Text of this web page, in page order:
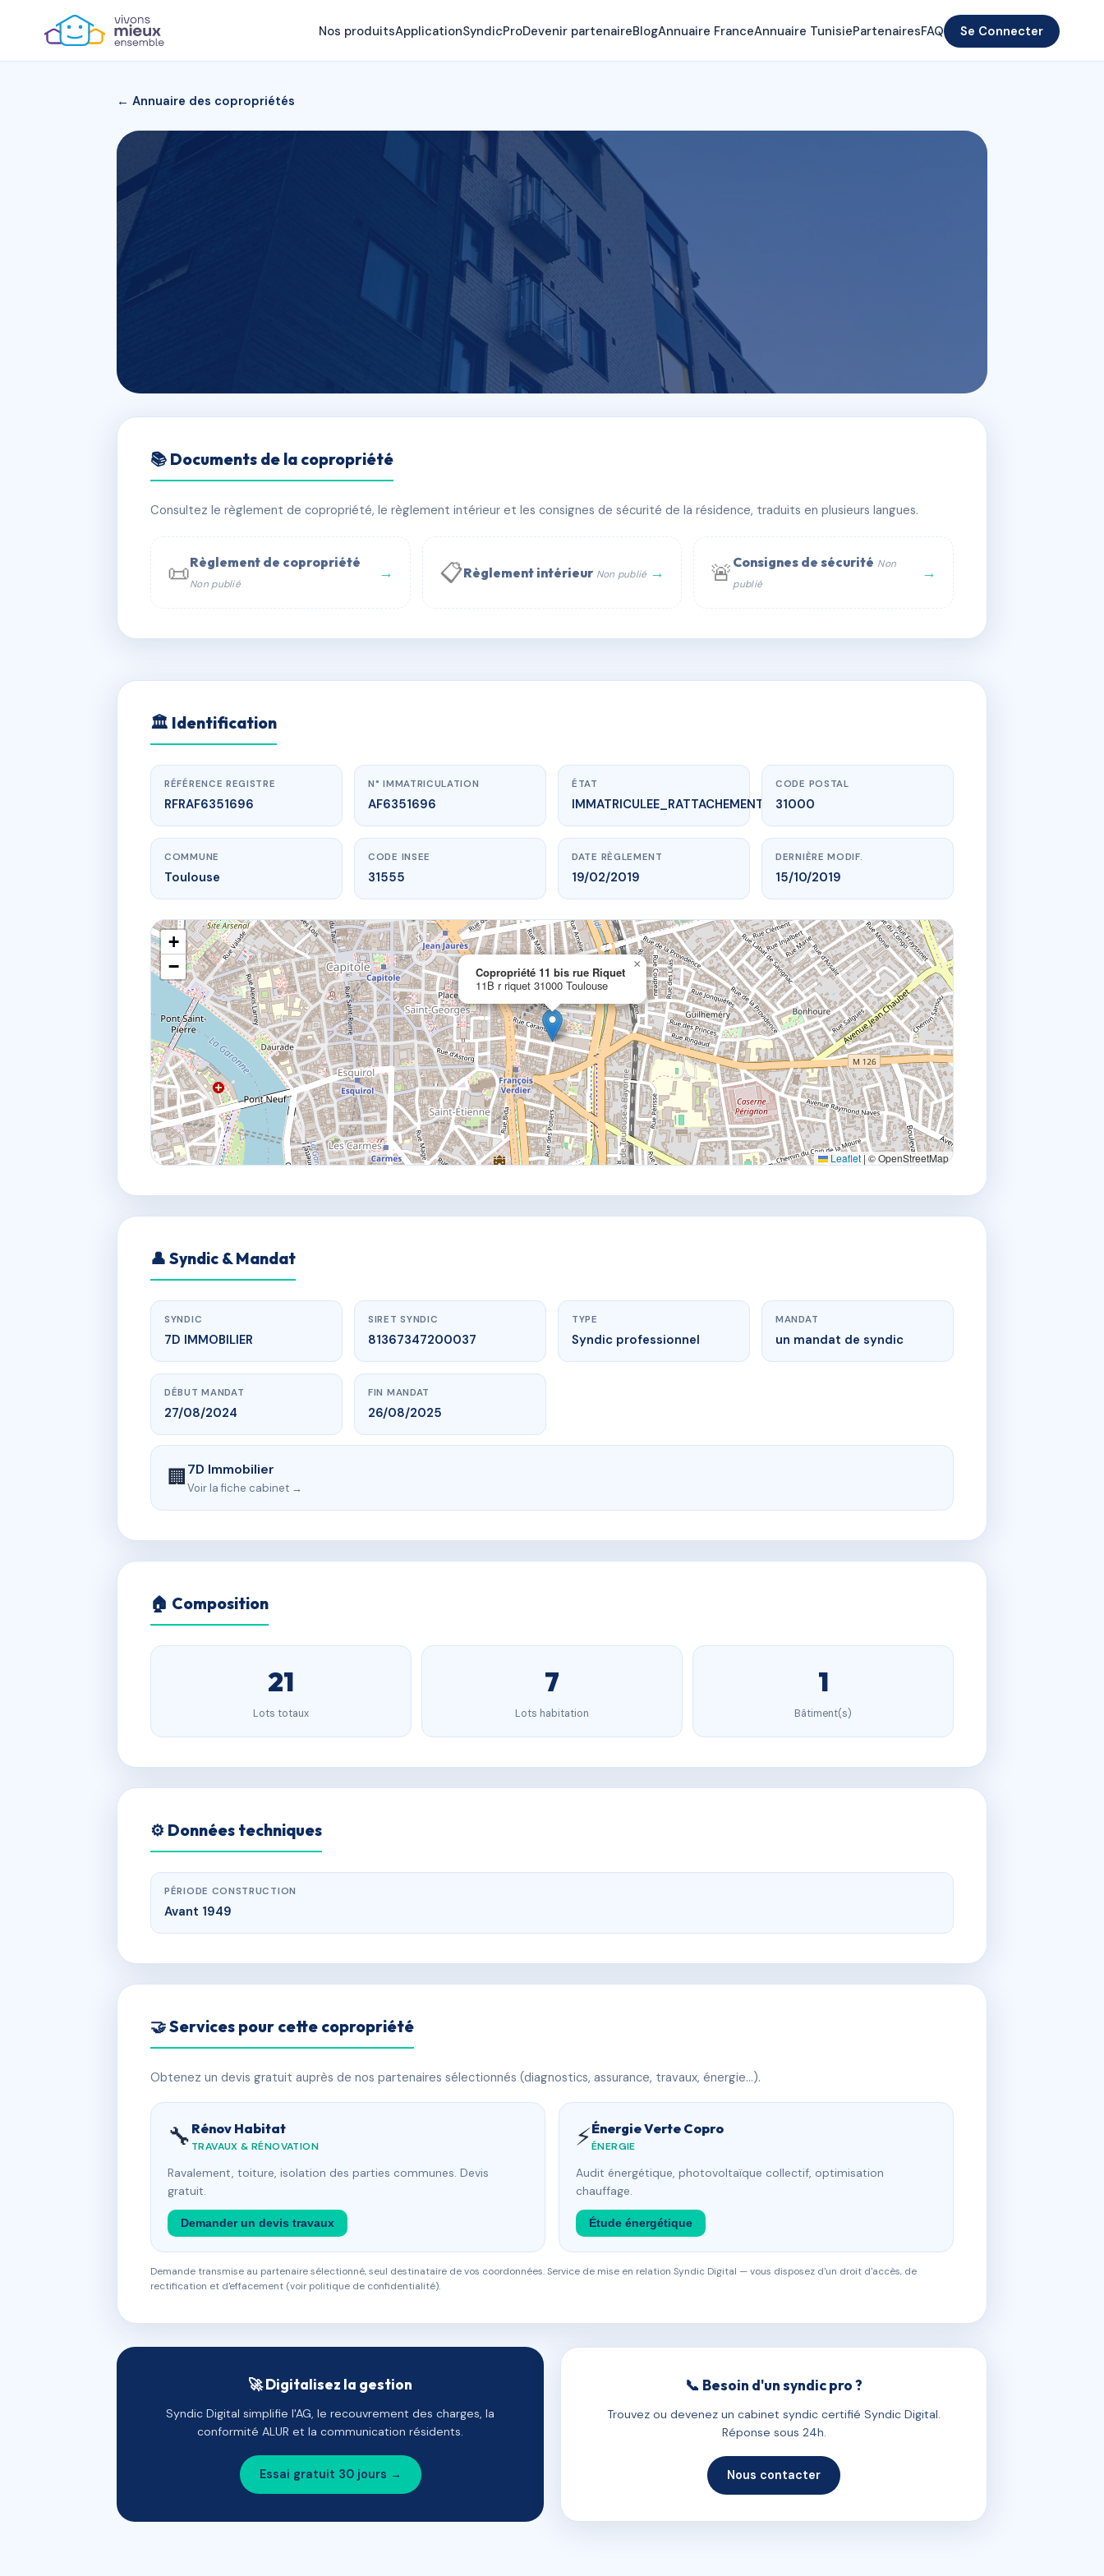
Nos produitsApplicationSyndicProDevenir partenaireBlogAnnuaire FranceAnnuaire TunisiePartenairesFAQ Se Connecter
← Annuaire des copropriétés
Copropriété 11 bis rue Riquet
📍 11B r riquet 31000 Toulouse
📞 Contacter Syndic Digital 💬 WhatsApp
📚 Documents de la copropriété
Consultez le règlement de copropriété, le règlement intérieur et les consignes de sécurité de la résidence, traduits en plusieurs langues.
📜Règlement de copropriété
Non publié
→ 📋Règlement intérieur Non publié → 🚨 Consignes de sécurité Non
publié
→
AF6351696 🇫🇷
www.vme.plus/AF6351696
Copropriété 11 bis rue Riquet
11B r riquet31000 Toulouse
🏛 Identification
RÉFÉRENCE REGISTRE
RFRAF6351696
N° IMMATRICULATION
AF6351696
ÉTAT
IMMATRICULEE_RATTACHEMENT_EXPIRE
CODE POSTAL
31000
COMMUNE
Toulouse
CODE INSEE
31555
DATE RÈGLEMENT
19/02/2019
DERNIÈRE MODIF.
15/10/2019
Copropriété 11 bis rue Riquet
11B r riquet 31000 Toulouse
×
+
−
Leaflet | © OpenStreetMap
👤 Syndic & Mandat
SYNDIC
7D IMMOBILIER
SIRET SYNDIC
81367347200037
TYPE
Syndic professionnel
MANDAT
un mandat de syndic
DÉBUT MANDAT
27/08/2024
FIN MANDAT
26/08/2025
🏢7D Immobilier
Voir la fiche cabinet →
🏠 Composition
21
Lots totaux
7
Lots habitation
1
Bâtiment(s)
⚙️ Données techniques
PÉRIODE CONSTRUCTION
Avant 1949
🤝 Services pour cette copropriété
Obtenez un devis gratuit auprès de nos partenaires sélectionnés (diagnostics, assurance, travaux, énergie…).
🔧 Rénov Habitat
TRAVAUX & RÉNOVATION
Ravalement, toiture, isolation des parties communes. Devis
gratuit.
Demander un devis travaux
⚡Énergie Verte Copro
ÉNERGIE
Audit énergétique, photovoltaïque collectif, optimisation
chauffage.
Étude énergétique
Demande transmise au partenaire sélectionné, seul destinataire de vos coordonnées. Service de mise en relation Syndic Digital — vous disposez d'un droit d'accès, de
rectification et d'effacement (voir politique de confidentialité).
🚀 Digitalisez la gestion
Syndic Digital simplifie l'AG, le recouvrement des charges, la
conformité ALUR et la communication résidents.
Essai gratuit 30 jours →
📞 Besoin d'un syndic pro ?
Trouvez ou devenez un cabinet syndic certifié Syndic Digital.
Réponse sous 24h.
Nous contacter